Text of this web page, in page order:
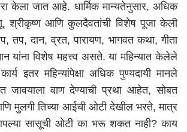
केला जात आहे. धार्मिक मान्यतेनुसार, अधिक
श्रीकृष्ण आणि कुलदैवतांची विशेष पूजा केली
तप, दान, व्रत, पारायण, भागवत कथा, गीता
यांना विशेष महत्त्व असते. या महिन्यात केलेले
इतर महिन्यांपेक्षा अधिक पुण्यदायी मानले
जावयाला वाण देण्याची प्रथा आहेत, सोबत
मुलगी तिच्या आईची ओटी देखील भरते, मात्र
सासूची ओटी का भरू शकत नाही? काय